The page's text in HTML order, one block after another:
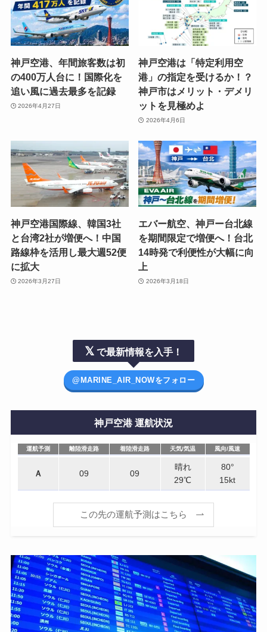
神戸空港、年間旅客数は初
の400万人台に！国際化を
追い風に過去最多を記録
2026年4月27日
神戸空港は「特定利用空
港」の指定を受けるか！？
神戸市はメリット・デメリ
ットを見極めよ
2026年4月6日
神戸空港国際線、韓国3社
と台湾2社が増便へ！中国
路線枠を活用し最大週52便
に拡大
2026年3月27日
エバー航空、神戸ー台北線
を期間限定で増便へ！台北
14時発で利便性が大幅に向
上
2026年3月18日
𝕏 で最新情報を入手！
@MARINE_AIR_NOWをフォロー
神戸空港 運航状況
運航予測 離陸滑走路 着陸滑走路 天気/気温
風向/風速
Ａ 09 09
晴れ
29℃
80°
15kt
この先の運航予測はこちら